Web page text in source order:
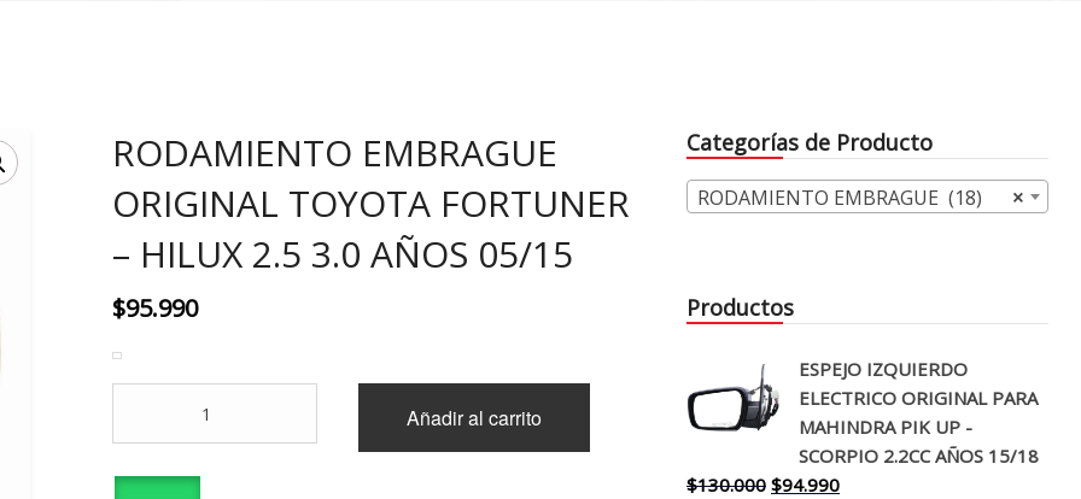
RODAMIENTO EMBRAGUE
ORIGINAL TOYOTA FORTUNER
– HILUX 2.5 3.0 AÑOS 05/15
$95.990
ORIGINAL
TOYOTA
Añadir al carrito
Categorías de Producto
×
RODAMIENTO EMBRAGUE (18)
Productos
ESPEJO IZQUIERDO
ELECTRICO ORIGINAL PARA
MAHINDRA PIK UP -
SCORPIO 2.2CC AÑOS 15/18
$130.000 El
$94.990El